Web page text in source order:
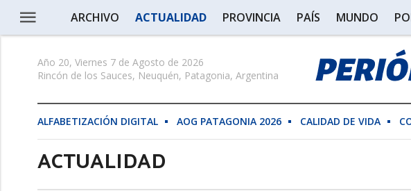
ARCHIVO ACTUALIDAD PROVINCIA PAÍS MUNDO
Año 20, Viernes 7 de Agosto de 2026
Rincón de los Sauces, Neuquén, Patagonia, Argentina
ALFABETIZACIÓN DIGITAL AOG PATAGONIA 2026 CALIDAD DE VIDA
ACTUALIDAD